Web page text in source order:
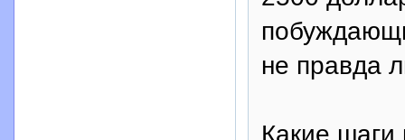
не правда
Какие шаги